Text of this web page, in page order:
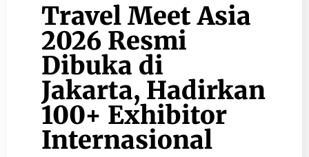
Travel Meet Asia
2026 Resmi
Dibuka di
Jakarta, Hadirkan
100+ Exhibitor
Internasional